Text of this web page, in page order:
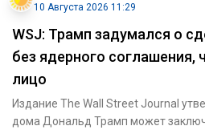
10 Августа 2026 11:29
WSJ: Трамп задумался о
без ядерного соглашения,
лицо
Издание The Wall Street Journal
дома Дональд Трамп может